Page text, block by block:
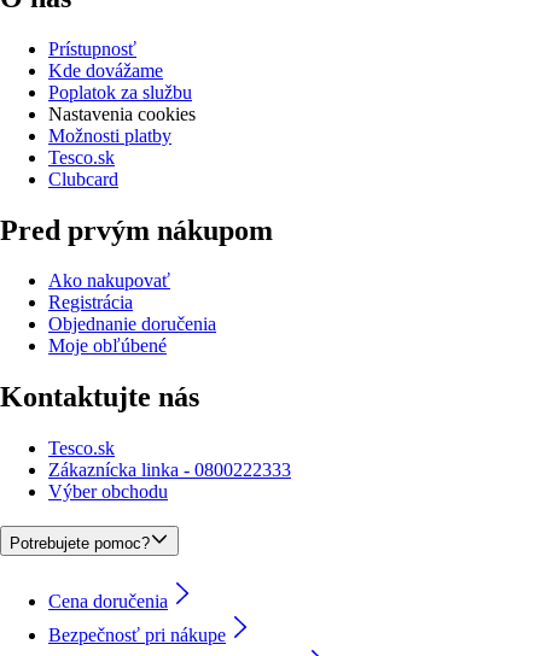
Prístupnosť
Kde dovážame
Poplatok za službu
Nastavenia cookies
Možnosti platby
Tesco.sk
Clubcard
Pred prvým nákupom
Ako nakupovať
Registrácia
Objednanie doručenia
Moje obľúbené
Kontaktujte nás
Tesco.sk
Zákaznícka linka - 0800222333
Výber obchodu
Potrebujete pomoc?
Cena doručenia
Bezpečnosť pri nákupe